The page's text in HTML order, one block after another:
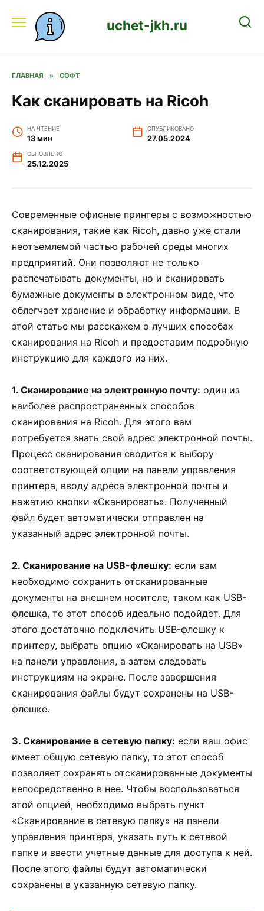
содержанию
uchet-jkh.ru
ГЛАВНАЯ » СОФТ
Как сканировать на Ricoh
НА ЧТЕНИЕ
13 мин
ОПУБЛИКОВАНО
27.05.2024
ОБНОВЛЕНО
25.12.2025
Современные офисные принтеры с возможностью
сканирования, такие как Ricoh, давно уже стали
неотъемлемой частью рабочей среды многих
предприятий. Они позволяют не только
распечатывать документы, но и сканировать
бумажные документы в электронном виде, что
облегчает хранение и обработку информации. В
этой статье мы расскажем о лучших способах
сканирования на Ricoh и предоставим подробную
инструкцию для каждого из них.
1. Сканирование на электронную почту: один из
наиболее распространенных способов
сканирования на Ricoh. Для этого вам
потребуется знать свой адрес электронной почты.
Процесс сканирования сводится к выбору
соответствующей опции на панели управления
принтера, вводу адреса электронной почты и
нажатию кнопки «Сканировать». Полученный
файл будет автоматически отправлен на
указанный адрес электронной почты.
2. Сканирование на USB-флешку: если вам
необходимо сохранить отсканированные
документы на внешнем носителе, таком как USB-
флешка, то этот способ идеально подойдет. Для
этого достаточно подключить USB-флешку к
принтеру, выбрать опцию «Сканировать на USB»
на панели управления, а затем следовать
инструкциям на экране. После завершения
сканирования файлы будут сохранены на USB-
флешке.
3. Сканирование в сетевую папку: если ваш офис
имеет общую сетевую папку, то этот способ
позволяет сохранять отсканированные документы
непосредственно в нее. Чтобы воспользоваться
этой опцией, необходимо выбрать пункт
«Сканирование в сетевую папку» на панели
управления принтера, указать путь к сетевой
папке и ввести учетные данные для доступа к ней.
После этого файлы будут автоматически
сохранены в указанную сетевую папку.